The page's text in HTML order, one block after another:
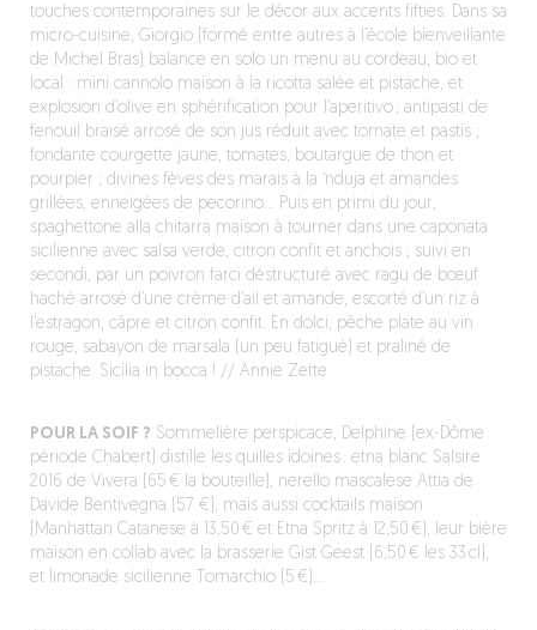
touches contemporaines sur le décor aux accents fifties. Dans sa
micro-cuisine, Giorgio (formé entre autres à l’école bienveillante
de Michel Bras) balance en solo un menu au cordeau, bio et
local : mini cannolo maison à la ricotta salée et pistache, et
explosion d’olive en sphérification pour l’aperitivo ; antipasti de
fenouil braisé arrosé de son jus réduit avec tomate et pastis ;
fondante courgette jaune, tomates, boutargue de thon et
pourpier ; divines fèves des marais à la ‘nduja et amandes
grillées, enneigées de pecorino… Puis en primi du jour,
spaghettone alla chitarra maison à tourner dans une caponata
sicilienne avec salsa verde, citron confit et anchois ; suivi en
secondi, par un poivron farci déstructuré avec ragu de bœuf
haché arrosé d’une crème d’ail et amande, escorté d’un riz à
l’estragon, câpre et citron confit. En dolci, pêche plate au vin
rouge, sabayon de marsala (un peu fatigué) et praliné de
pistache. Sicilia in bocca ! // Annie Zette
POUR LA SOIF ? Sommelière perspicace, Delphine (ex-Dôme
période Chabert) distille les quilles idoines : etna blanc Salsire
2016 de Vivera (65 € la bouteille), nerello mascalese Attia de
Davide Bentivegna (57 €), mais aussi cocktails maison
(Manhattan Catanese à 13,50 € et Etna Spritz à 12,50 €), leur bière
maison en collab avec la brasserie Gist Geest (6,50 € les 33 cl),
et limonade sicilienne Tomarchio (5 €)…